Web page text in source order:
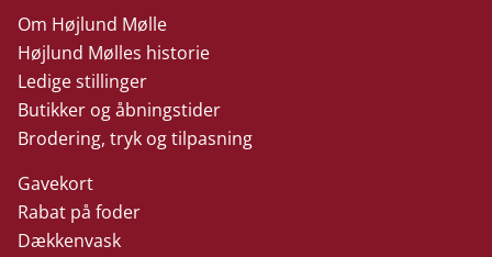
Om Højlund Mølle
Højlund Mølles historie
Ledige stillinger
Butikker og åbningstider
Brodering, tryk og tilpasning
Gavekort
Rabat på foder
Dækkenvask